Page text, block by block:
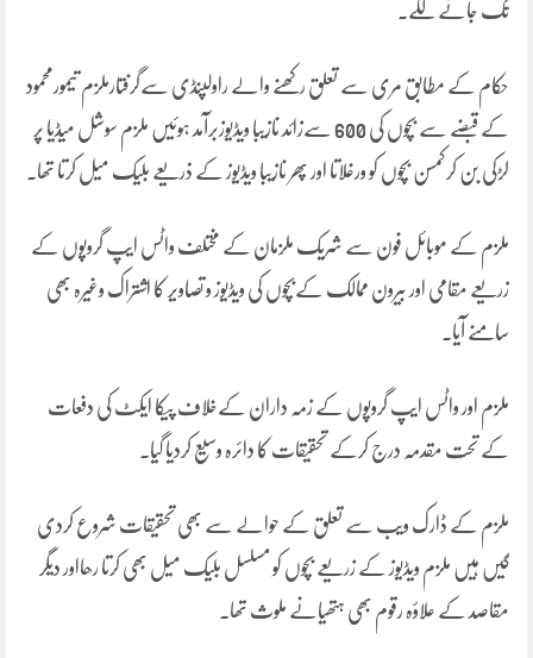
تک جانے لگے۔
حکام کے مطابق مری سے تعلق رکھنے والے راولپنڈی سےگرفتارملزم تیمورمحمود
کے قبضے سے بچوں کی 600 سےزائد نازیبا ویڈیوزبرآمد ہوئیں ملزم سوشل میڈیا پر
لڑکی بن کرکمسن بچوں کو ورغلاتا اور پھر نازیبا ویڈیوز کے ذریعے بلیک میل کرتا تھا.
ملزم کے موبائل فون سے شریک ملزمان کے مختلف واٹس ایپ گروپوں کے
زریعے مقامی اور بیرون ممالک کےبچوں کی ویڈیوز و تصاویر کا اشتراک وغیرہ بھی
سامنے آیا۔
ملزم اور واٹس ایپ گروپوں کے زمہ داران کےخلاف پیکا ایکٹ کی دفعات
کے تحت مقدمہ درج کرکے تحقیقات کا دائرہ وسیع کردیا گیا۔
ملزم کے ڈارک ویب سے تعلق کے حوالے سے بھی تحقیقات شروع کردی
گیں ہیں ملزم ویڈیوز کے زریعے بچوں کو مسلسل بلیک میل بھی کرتا رھااور دیگر
مقاصد کے علاؤہ رقوم بھی ہتھیانے ملوث تھا۔